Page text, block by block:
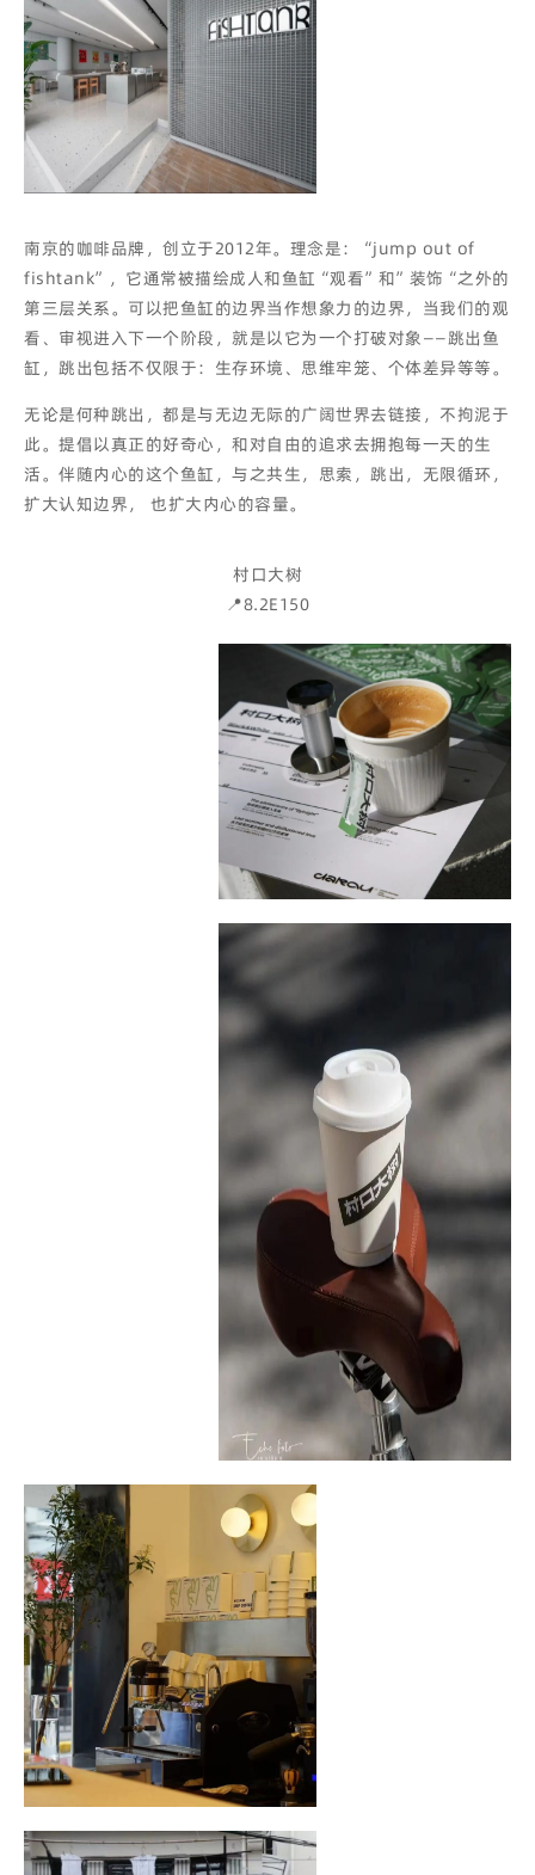
南京的咖啡品牌，创立于2012年。理念是：“jump out of
fishtank”，它通常被描绘成人和鱼缸“观看”和”装饰“之外的
第三层关系。可以把鱼缸的边界当作想象力的边界，当我们的观
看、审视进入下一个阶段，就是以它为一个打破对象——跳出鱼
缸，跳出包括不仅限于：生存环境、思维牢笼、个体差异等等。
无论是何种跳出，都是与无边无际的广阔世界去链接，不拘泥于
此。提倡以真正的好奇心，和对自由的追求去拥抱每一天的生
活。伴随内心的这个鱼缸，与之共生，思索，跳出，无限循环，
扩大认知边界， 也扩大内心的容量。
村口大树
📍8.2E150